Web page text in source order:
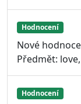
Hodnocení
Nové
Předmět:
Hodnocení